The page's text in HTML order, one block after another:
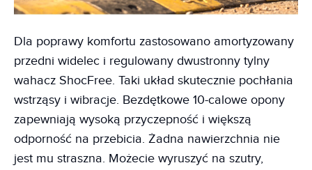
Dla poprawy komfortu zastosowano amortyzowany
przedni widelec i regulowany dwustronny tylny
wahacz ShocFree. Taki układ skutecznie pochłania
wstrząsy i wibracje. Bezdętkowe 10-calowe opony
zapewniają wysoką przyczepność i większą
odporność na przebicia. Żadna nawierzchnia nie
jest mu straszna. Możecie wyruszyć na szutry,